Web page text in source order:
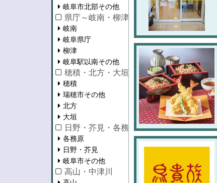
岐阜市北部その他
県庁～岐南・柳津・岐阜駅以南
岐南
岐阜県庁
柳津
岐阜駅以南その他
穂積・北方・大垣
穂積
瑞穂市その他
北方
大垣
日野・芥見・各務原
各務原
日野・芥見
岐阜市その他
高山・中津川